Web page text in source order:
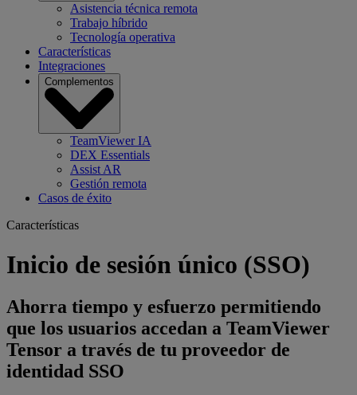
Asistencia técnica remota
Trabajo híbrido
Tecnología operativa
Características
Integraciones
Complementos
TeamViewer IA
DEX Essentials
Assist AR
Gestión remota
Casos de éxito
Características
Inicio de sesión único (SSO)
Ahorra tiempo y esfuerzo permitiendo
que los usuarios accedan a TeamViewer
Tensor a través de tu proveedor de
identidad SSO